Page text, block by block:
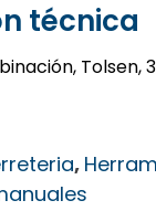
técnica
Tolsen,
,